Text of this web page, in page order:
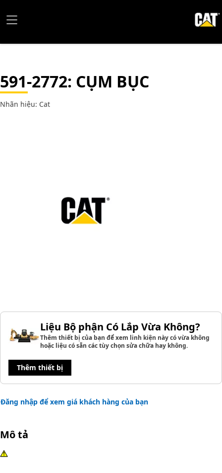
591-2772: CỤM BỤC
Nhãn hiệu: Cat
Liệu Bộ phận Có Lắp Vừa Không?
Thêm thiết bị của bạn để xem linh kiện này có vừa không
hoặc liệu có sẵn các tùy chọn sửa chữa hay không.
Thêm thiết bị
Đăng nhập để xem giá khách hàng của bạn
Mô tả